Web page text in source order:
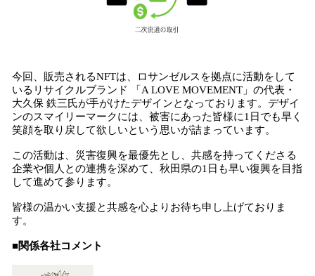
今回、販売されるNFTは、ロサンゼルスを拠点に活動をして
いるリサイクルブランド 「A LOVE MOVEMENT」の代表・
大久保 鉄三氏が手がけたデザインとなっております。デザイ
ンのスマイリーマークには、被害にあった皆様に1日でも早く
笑顔を取り戻して欲しいという思いが詰まっています。
この活動は、災害復興を最優先とし、共感を持ってくださる
企業や個人との連携を深めて、秋田県の1日も早い復興を目指
して進めて参ります。
皆様の温かい支援と共感を心よりお待ち申し上げておりま
す。
■関係各社コメント